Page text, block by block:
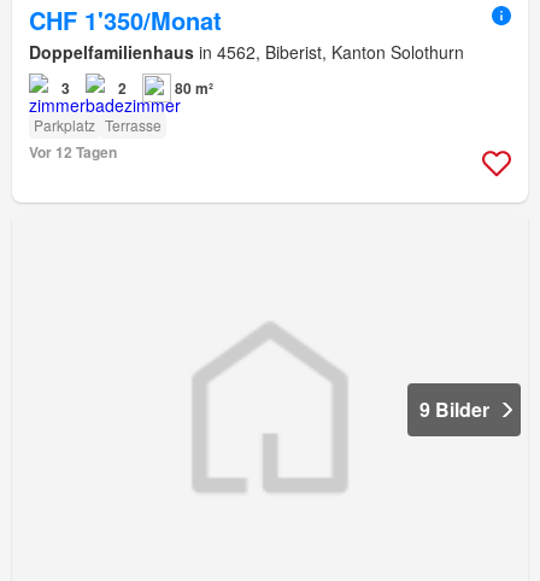
CHF 1'350/Monat
Doppelfamilienhaus in 4562, Biberist, Kanton Solothurn
3 2 80 m²
Parkplatz Terrasse
Vor 12 Tagen
9 Bilder